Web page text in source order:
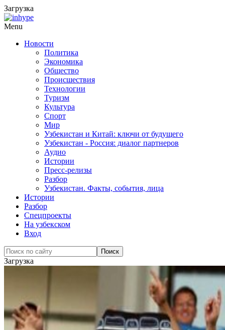
Загрузка
Menu
Новости
Политика
Экономика
Общество
Происшествия
Технологии
Туризм
Культура
Спорт
Мир
Узбекистан и Китай: ключи от будущего
Узбекистан - Россия: диалог партнеров
Аудио
Истории
Пресс-релизы
Разбор
Узбекистан. Факты, события, лица
Истории
Разбор
Спецпроекты
На узбекском
Вход
Загрузка